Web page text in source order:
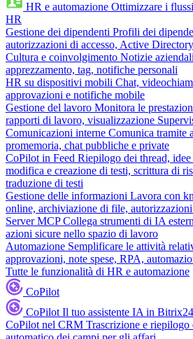
HR e automazione Ottimizzare i
HR
Gestione dei dipendenti Profili dei
autorizzazioni di accesso, Active Directory
Cultura e coinvolgimento Notizie
apprezzamento, tag, notifiche personali
HR su dispositivi mobili Chat,
approvazioni e notifiche mobile
Gestione del lavoro Monitora le
rapporti di lavoro, visualizzazione
Comunicazioni interne Comunica tramite
promemoria, chat pubbliche e private
CoPilot in Feed Riepilogo dei thread,
modifica e creazione di testi, scrittura di
traduzione di testi
Gestione delle informazioni Lavora con
online, archiviazione di file, autorizzazioni
Server MCP Collega strumenti di IA
azioni sicure nello spazio di lavoro
Automazione Semplificare le attività
approvazioni, note spese, RPA,
Tutte le funzionalità di HR e automazione
CoPilot
CoPilot Il tuo assistente IA in Bitrix24
CoPilot nel CRM Trascrizione e riepilogo